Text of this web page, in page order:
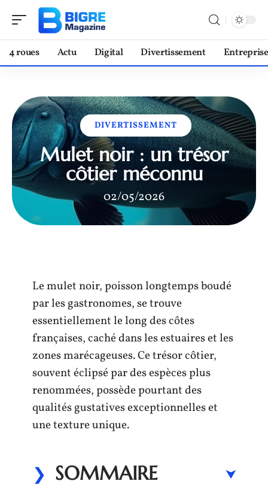
4 roues Actu Digital Divertissement Entreprise
DIVERTISSEMENT
Mulet noir : un trésor
côtier méconnu
02/05/2026
Le mulet noir, poisson longtemps boudé
par les gastronomes, se trouve
essentiellement le long des côtes
françaises, caché dans les estuaires et les
zones marécageuses. Ce trésor côtier,
souvent éclipsé par des espèces plus
renommées, possède pourtant des
qualités gustatives exceptionnelles et
une texture unique.
SOMMAIRE